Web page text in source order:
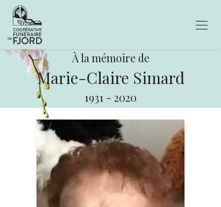
À la mémoire de
Marie-Claire Simard
1931 - 2020